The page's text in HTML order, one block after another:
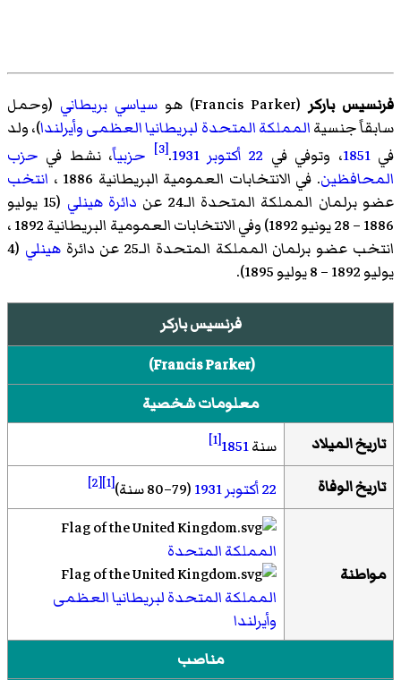
فرنسيس باركر(
Francis Parker)‏ هو سياسي بريطاني (وحمل
سابقاً جنسيةالمملكة المتحدة لبريطانيا العظمى وأيرلندا)، ولد
في1851، وتوفي في 22 أكتوبر 1931
.
[3] حزبياً، نشط في حزب
المحافظين. في الانتخابات العمومية البريطانية 1886 ، انتخب
عضو برلمان المملكة المتحدة الـ24 عن
دائرة هينلي
(15 يوليو
1886 – 28 يونيو 1892) وفي
الانتخابات العمومية البريطانية 1892
،
انتخب عضو برلمان المملكة المتحدة الـ25 عن دائرة
هينلي (4
يوليو 1892 – 8 يوليو 1895).
فرنسيس باركر
(
Francis Parker
)‏
معلومات شخصية
تاريخ الميلاد
سنة1851
[1]
تاريخ الوفاة 22 أكتوبر 1931(79–80 سنة) [1]
[2]
مواطنة
المملكة المتحدة
المملكة المتحدة لبريطانيا العظمى
وأيرلندا
مناصب